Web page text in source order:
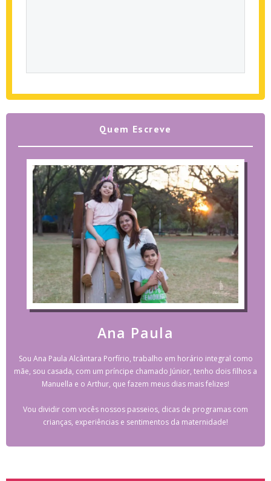
Quem Escreve
Ana Paula
Sou Ana Paula Alcântara Porfírio, trabalho em horário integral como
mãe, sou casada, com um príncipe chamado Júnior, tenho dois filhos a
Manuella e o Arthur, que fazem meus dias mais felizes!
Vou dividir com vocês nossos passeios, dicas de programas com
crianças, experiências e sentimentos da maternidade!